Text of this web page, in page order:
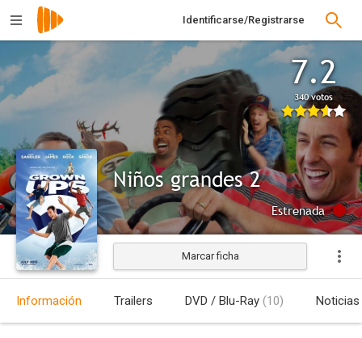
Identificarse/Registrarse
7.2
340 votos
Niños grandes 2
Estrenada
Marcar ficha
Información Trailers DVD / Blu-Ray (10) Noticias